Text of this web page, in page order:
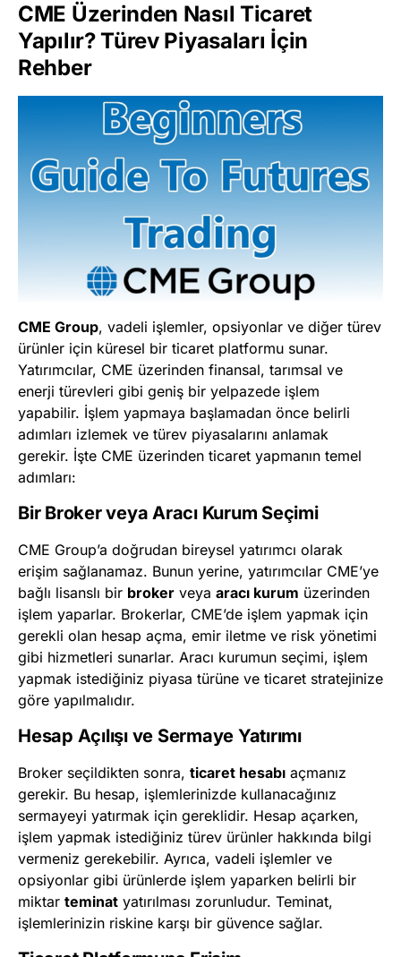
CME Üzerinden Nasıl Ticaret
Yapılır? Türev Piyasaları İçin
Rehber
CME Group, vadeli işlemler, opsiyonlar ve diğer türev
ürünler için küresel bir ticaret platformu sunar.
Yatırımcılar, CME üzerinden finansal, tarımsal ve
enerji türevleri gibi geniş bir yelpazede işlem
yapabilir. İşlem yapmaya başlamadan önce belirli
adımları izlemek ve türev piyasalarını anlamak
gerekir. İşte CME üzerinden ticaret yapmanın temel
adımları:
Bir Broker veya Aracı Kurum Seçimi
CME Group’a doğrudan bireysel yatırımcı olarak
erişim sağlanamaz. Bunun yerine, yatırımcılar CME’ye
bağlı lisanslı bir broker veya aracı kurum üzerinden
işlem yaparlar. Brokerlar, CME’de işlem yapmak için
gerekli olan hesap açma, emir iletme ve risk yönetimi
gibi hizmetleri sunarlar. Aracı kurumun seçimi, işlem
yapmak istediğiniz piyasa türüne ve ticaret stratejinize
göre yapılmalıdır.
Hesap Açılışı ve Sermaye Yatırımı
Broker seçildikten sonra, ticaret hesabı açmanız
gerekir. Bu hesap, işlemlerinizde kullanacağınız
sermayeyi yatırmak için gereklidir. Hesap açarken,
işlem yapmak istediğiniz türev ürünler hakkında bilgi
vermeniz gerekebilir. Ayrıca, vadeli işlemler ve
opsiyonlar gibi ürünlerde işlem yaparken belirli bir
miktar teminat yatırılması zorunludur. Teminat,
işlemlerinizin riskine karşı bir güvence sağlar.